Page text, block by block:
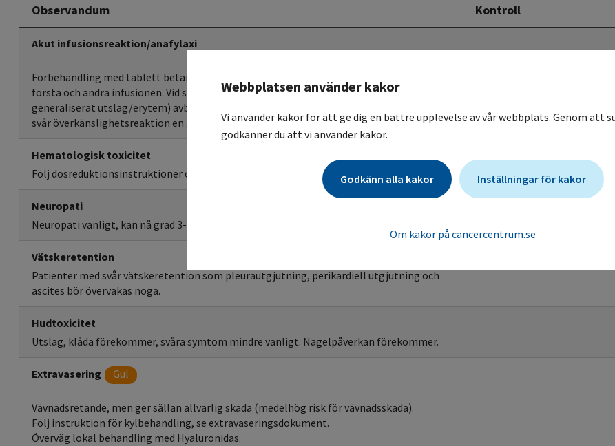
Observandum
Kontroll
Akut infusionsreaktion/anafylaxi
Förbehandling med tablett betametason (Betapred). Akutberedskap. Störst risk vid
första och andra infusionen. Vid svår reaktion (svår hypotoni, bronkospasm eller
generaliserat utslag/erytem) avbryt behandling omedelbart och ge adekvat terapi. Om
svår överkänslighetsreaktion en gång bör docetaxel inte ges på nytt.
Hematologisk toxicitet
Följ dosreduktionsinstruktioner och/eller skjut upp nästa dos.
Neuropati
Neuropati vanligt, kan nå grad 3-4, mestadels reversibelt.
Vätskeretention
Patienter med svår vätskeretention som pleurautgjutning, perikardiell utgjutning och
ascites bör övervakas noga.
Hudtoxicitet
Utslag, klåda förekommer, svåra symtom mindre vanligt. Nagelpåverkan förekommer.
Extravasering Gul
Vävnadsretande, men ger sällan allvarlig skada (medelhög risk för vävnadsskada).
Följ instruktion för kylbehandling, se extravaseringsdokument.
Överväg lokal behandling med Hyaluronidas.
Webbplatsen använder kakor
Vi använder kakor för att ge dig en bättre upplevelse av vår webbplats. Genom att
godkänner du att vi använder kakor.
Godkänn alla kakor Inställningar för kakor
Om kakor på cancercentrum.se